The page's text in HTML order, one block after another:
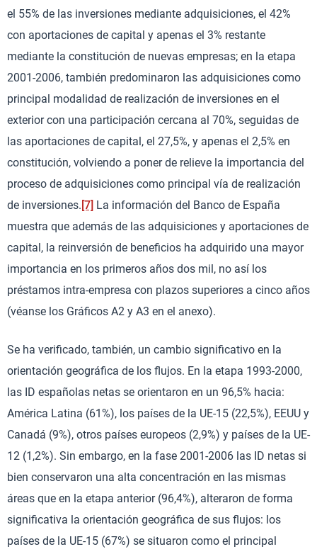
el 55% de las inversiones mediante adquisiciones, el 42%
con aportaciones de capital y apenas el 3% restante
mediante la constitución de nuevas empresas; en la etapa
2001-2006, también predominaron las adquisiciones como
principal modalidad de realización de inversiones en el
exterior con una participación cercana al 70%, seguidas de
las aportaciones de capital, el 27,5%, y apenas el 2,5% en
constitución, volviendo a poner de relieve la importancia del
proceso de adquisiciones como principal vía de realización
de inversiones. [7] La información del Banco de España
muestra que además de las adquisiciones y aportaciones de
capital, la reinversión de beneficios ha adquirido una mayor
importancia en los primeros años dos mil, no así los
préstamos intra-empresa con plazos superiores a cinco años
(véanse los Gráficos A2 y A3 en el anexo).
Se ha verificado, también, un cambio significativo en la
orientación geográfica de los flujos. En la etapa 1993-2000,
las ID españolas netas se orientaron en un 96,5% hacia:
América Latina (61%), los países de la UE-15 (22,5%), EEUU y
Canadá (9%), otros países europeos (2,9%) y países de la UE-
12 (1,2%). Sin embargo, en la fase 2001-2006 las ID netas si
bien conservaron una alta concentración en las mismas
áreas que en la etapa anterior (96,4%), alteraron de forma
significativa la orientación geográfica de sus flujos: los
países de la UE-15 (67%) se situaron como el principal